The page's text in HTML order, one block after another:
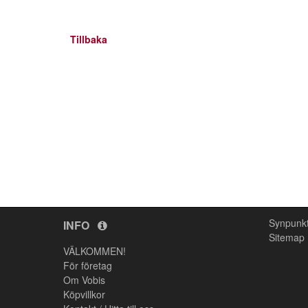
Tillbaka
INFO
VÄLKOMMEN!
För företag
Om Vobis
Köpvillkor
Sitemap